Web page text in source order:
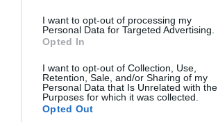
I want to opt-out of processing my
Personal Data for Targeted Advertising.
Opted In
I want to opt-out of Collection, Use,
Retention, Sale, and/or Sharing of my
Personal Data that Is Unrelated with the
Purposes for which it was collected.
Opted Out